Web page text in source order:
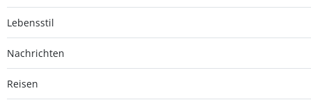
Lebensstil
Nachrichten
Reisen